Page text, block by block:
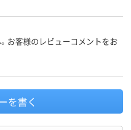
お客様のレビューコメントをお
を書く